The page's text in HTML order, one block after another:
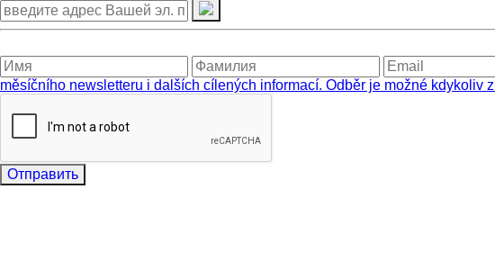
měsíčního newsletteru i dalších cílených informací. Odběr je možné kdykoliv
Отправить